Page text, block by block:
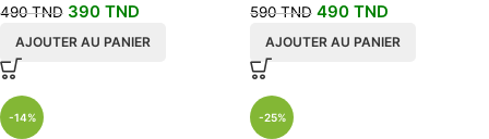
490TND 390 TND
AJOUTER AU PANIER
590TND 490 TND
AJOUTER AU PANIER
-14% -25%